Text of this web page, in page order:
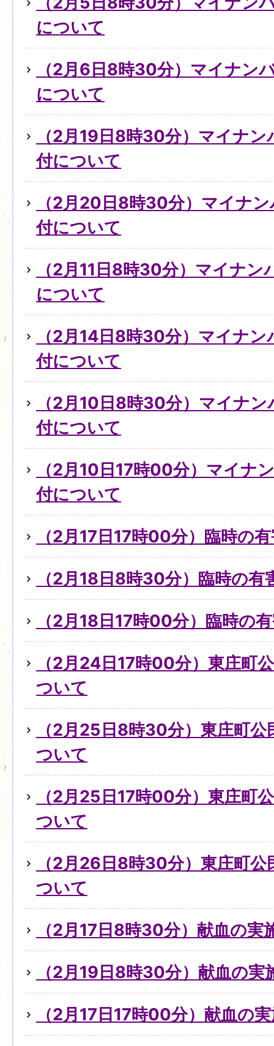
について
（2月6日8時30分）マイナン
について
（2月19日8時30分）マイナ
付について
（2月20日8時30分）マイナ
付について
（2月11日8時30分）マイナン
について
（2月14日8時30分）マイナ
付について
（2月10日8時30分）マイナ
付について
（2月10日17時00分）マイナ
付について
（2月17日17時00分）臨時の
（2月18日8時30分）臨時の
（2月18日17時00分）臨時の
（2月24日17時00分）東庄町
ついて
（2月25日8時30分）東庄町
ついて
（2月25日17時00分）東庄町
ついて
（2月26日8時30分）東庄町
ついて
（2月17日8時30分）献血の実
（2月19日8時30分）献血の実
（2月17日17時00分）献血の